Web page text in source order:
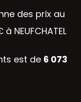
des prix au
à NEUFCHATEL
est de 6 073